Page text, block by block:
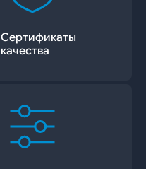
Сертификаты
качества